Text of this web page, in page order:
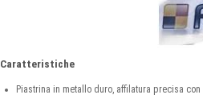
Caratteristiche
Piastrina in metallo duro, affilatura precisa